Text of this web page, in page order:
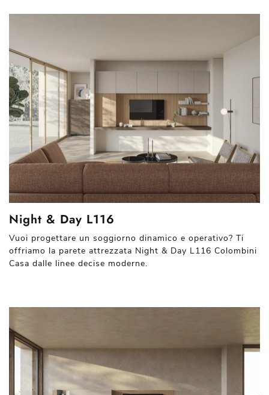
Night & Day L116
Vuoi progettare un soggiorno dinamico e operativo? Ti
offriamo la parete attrezzata Night & Day L116 Colombini
Casa dalle linee decise moderne.